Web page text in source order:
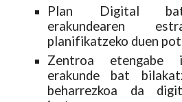
Plan Digital
erakundearen
planifikatzeko duen
Zentroa etengabe
erakunde bat
beharrezkoa da